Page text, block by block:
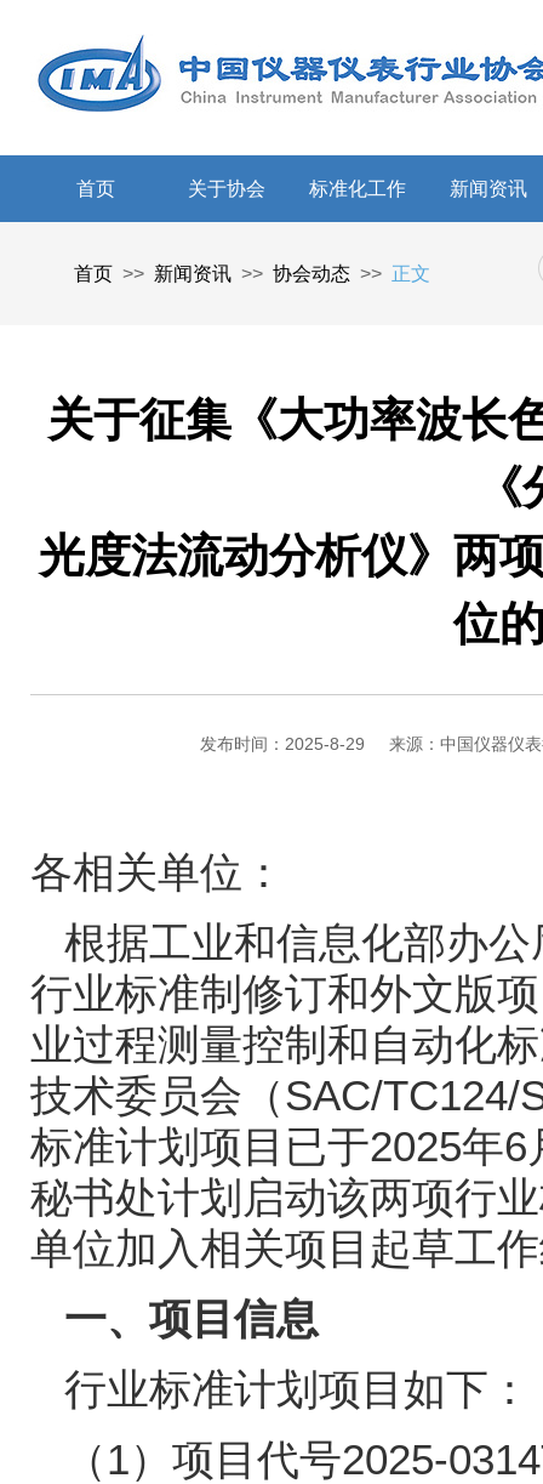
首页 关于协会 标准化工作 新闻资讯
首页 >> 新闻资讯 >> 协会动态 >> 正文
关于征集《大功率波长
光度法流动分析仪》两
位
发布时间：2025-8-29 来源：中国仪器仪
各相关单位：
根据工业和信息化部办
行业标准制修订和外文版
业过程测量控制和自动化
技术委员会（SAC/TC124/
标准计划项目已于2025年6
秘书处计划启动该两项行
单位加入相关项目起草工
一、项目信息
行业标准计划项目如下：
（1）项目代号2025-